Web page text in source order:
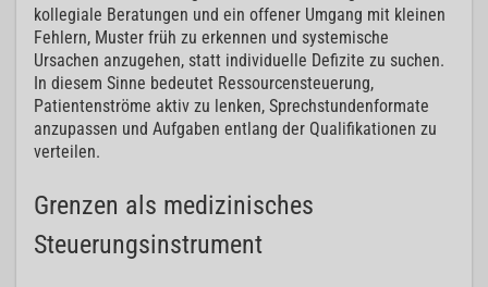
kollegiale Beratungen und ein offener Umgang mit kleinen
Fehlern, Muster früh zu erkennen und systemische
Ursachen anzugehen, statt individuelle Defizite zu suchen.
In diesem Sinne bedeutet Ressourcensteuerung,
Patientenströme aktiv zu lenken, Sprechstundenformate
anzupassen und Aufgaben entlang der Qualifikationen zu
verteilen.
Grenzen als medizinisches
Steuerungsinstrument